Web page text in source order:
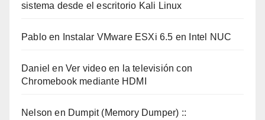
sistema desde el escritorio Kali Linux
Pablo en Instalar VMware ESXi 6.5 en Intel NUC
Daniel enVer video en la televisión con
Chromebook mediante HDMI
Nelson en Dumpit (Memory Dumper) ::